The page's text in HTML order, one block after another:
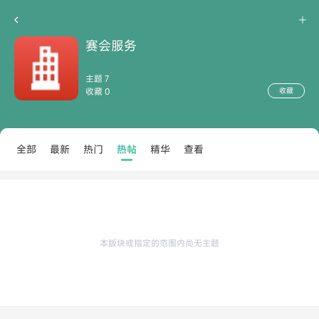
赛会服务
主题 7
收藏 0
收藏
全部 最新 热门 热帖 精华 查看
本版块或指定的范围内尚无主题